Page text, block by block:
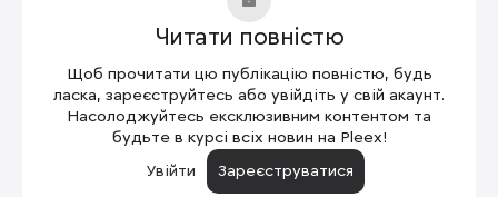
книг, а й розширені функції для роботи з PDF
та іншими документами, можливість
перетворення рукописних нотаток у
набраний текст, синхронізацію з хмарними
сервісами. Його інтерфейс простий та
інтуїтивний, що робить пристрій доступним
для користувачів будь-якого віку.
Читати повністю
Щоб прочитати цю публікацію повністю, будь
ласка, зареєструйтесь або увійдіть у свій акаунт.
Насолоджуйтесь ексклюзивним контентом та
будьте в курсі всіх новин на Pleex!
Увійти
Зареєструватися